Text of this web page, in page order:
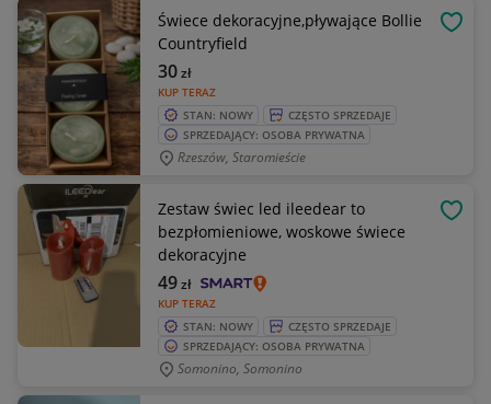
Świece dekoracyjne,pływające Bollie
Countryfield
KUP TERAZ
30zł
STAN: NOWY
CZĘSTO SPRZEDAJE
SPRZEDAJĄCY: OSOBA PRYWATNA
Rzeszów, Staromieście
Zestaw świec led ileedear to
bezpłomieniowe, woskowe świece
dekoracyjne
KUP TERAZ
49zł
STAN: NOWY
CZĘSTO SPRZEDAJE
SPRZEDAJĄCY: OSOBA PRYWATNA
Somonino, Somonino